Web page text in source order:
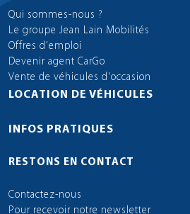
Qui sommes-nous ?
Le groupe Jean Lain Mobilités
Offres d'emploi
Devenir agent CarGo
Vente de véhicules d'occasion
LOCATION DE VÉHICULES
INFOS PRATIQUES
RESTONS EN CONTACT
Contactez-nous
Pour recevoir notre newsletter